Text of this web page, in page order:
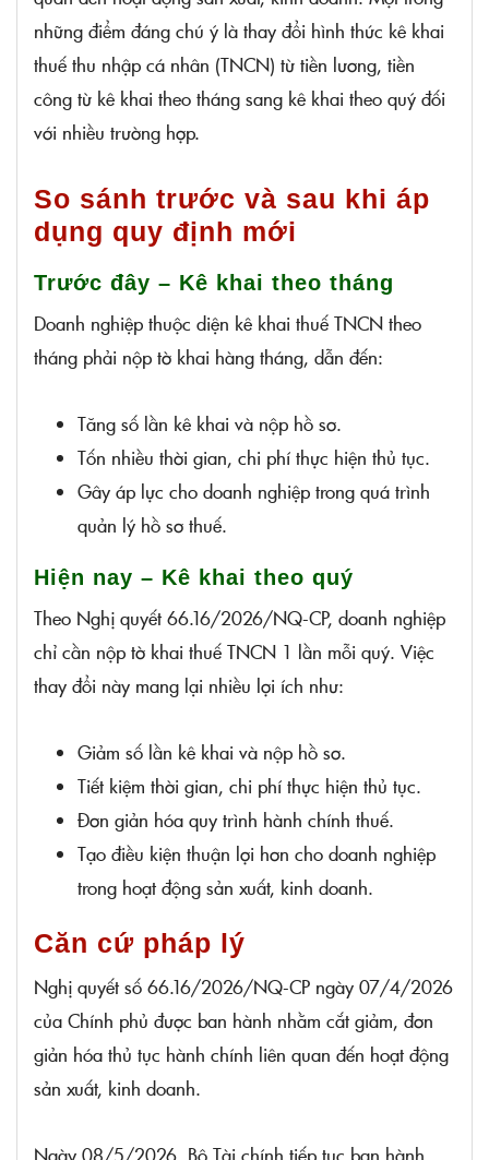
những điểm đáng chú ý là thay đổi hình thức kê khai
thuế thu nhập cá nhân (TNCN) từ tiền lương, tiền
công từ kê khai theo tháng sang kê khai theo quý đối
với nhiều trường hợp.
So sánh trước và sau khi áp
dụng quy định mới
Trước đây – Kê khai theo tháng
Doanh nghiệp thuộc diện kê khai thuế TNCN theo
tháng phải nộp tờ khai hàng tháng, dẫn đến:
Tăng số lần kê khai và nộp hồ sơ.
Tốn nhiều thời gian, chi phí thực hiện thủ tục.
Gây áp lực cho doanh nghiệp trong quá trình
quản lý hồ sơ thuế.
Hiện nay – Kê khai theo quý
Theo Nghị quyết 66.16/2026/NQ-CP, doanh nghiệp
chỉ cần nộp tờ khai thuế TNCN 1 lần mỗi quý. Việc
thay đổi này mang lại nhiều lợi ích như:
Giảm số lần kê khai và nộp hồ sơ.
Tiết kiệm thời gian, chi phí thực hiện thủ tục.
Đơn giản hóa quy trình hành chính thuế.
Tạo điều kiện thuận lợi hơn cho doanh nghiệp
trong hoạt động sản xuất, kinh doanh.
Căn cứ pháp lý
Nghị quyết số 66.16/2026/NQ-CP ngày 07/4/2026
của Chính phủ được ban hành nhằm cắt giảm, đơn
giản hóa thủ tục hành chính liên quan đến hoạt động
sản xuất, kinh doanh.